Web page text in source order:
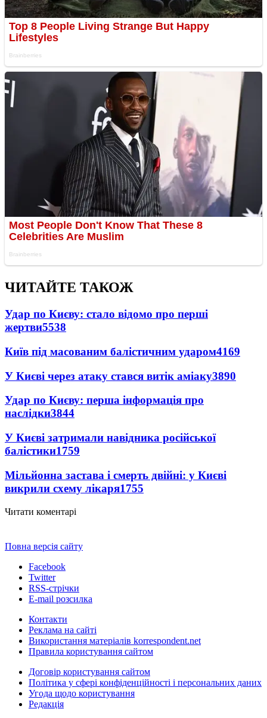
ЧИТАЙТЕ ТАКОЖ
Удар по Києву: стало відомо про перші
жертви5538
Київ під масованим балістичним ударом4169
У Києві через атаку стався витік аміаку3890
Удар по Києву: перша інформація про
наслідки3844
У Києві затримали навідника російської
балістики1759
Мільйонна застава і смерть двійні: у Києві
викрили схему лікаря1755
Читати коментарі
Повна версія сайту
Facebook
Twitter
RSS-стрічки
E-mail розсилка
Контакти
Реклама на сайті
Використання матеріалів korrespondent.net
Правила користування сайтом
Договір користування сайтом
Політика у сфері конфіденційності і персональних даних
Угода щодо користування
Редакція